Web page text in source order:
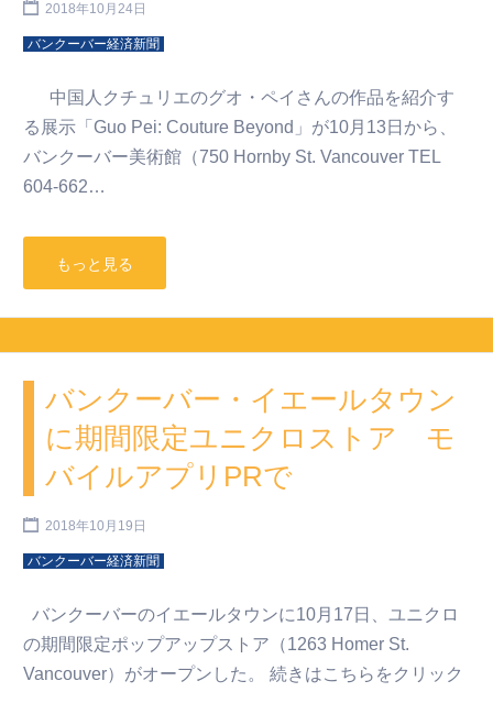
2018年10月24日
バンクーバー経済新聞
中国人クチュリエのグオ・ペイさんの作品を紹介す
る展示「Guo Pei: Couture Beyond」が10月13日から、
バンクーバー美術館（750 Hornby St. Vancouver TEL
604-662…
もっと見る
バンクーバー・イエールタウン
に期間限定ユニクロストア モ
バイルアプリPRで
2018年10月19日
バンクーバー経済新聞
バンクーバーのイエールタウンに10月17日、ユニクロ
の期間限定ポップアップストア（1263 Homer St.
Vancouver）がオープンした。 続きはこちらをクリック